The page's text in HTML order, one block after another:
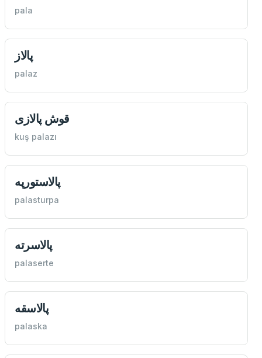
pala
پالاز
palaz
قوش پالازی
kuş palazı
پالاستورپه
palasturpa
پالاسرته
palaserte
پالاسقه
palaska